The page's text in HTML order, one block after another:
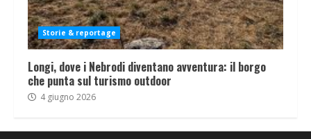
Storie & reportage
Longi, dove i Nebrodi diventano avventura: il borgo
che punta sul turismo outdoor
4 giugno 2026